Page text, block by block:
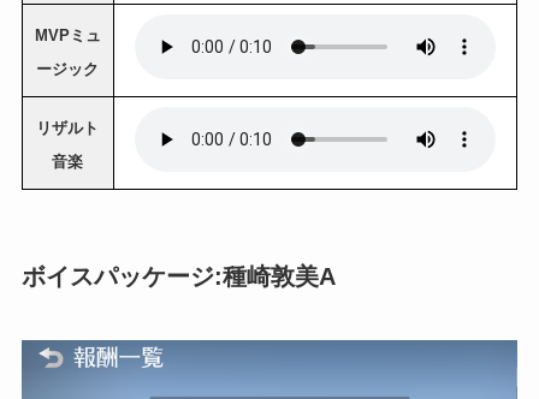
MVPミュ
ージック
リザルト
音楽
ボイスパッケージ:種崎敦美A